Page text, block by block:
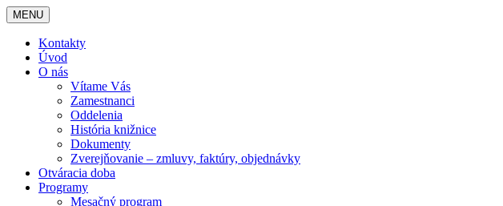
MENU
Kontakty
Úvod
O nás
Vítame Vás
Zamestnanci
Oddelenia
História knižnice
Dokumenty
Zverejňovanie – zmluvy, faktúry, objednávky
Otváracia doba
Programy
Mesačný program